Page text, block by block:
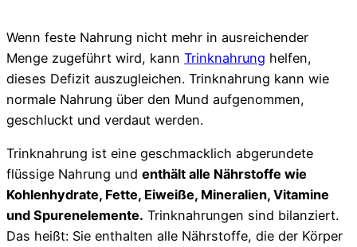
Wenn feste Nahrung nicht mehr in ausreichender
Menge zugeführt wird, kann Trinknahrung helfen,
dieses Defizit auszugleichen. Trinknahrung kann wie
normale Nahrung über den Mund aufgenommen,
geschluckt und verdaut werden.
Trinknahrung ist eine geschmacklich abgerundete
flüssige Nahrung und enthält alle Nährstoffe wie
Kohlenhydrate, Fette, Eiweiße, Mineralien, Vitamine
und Spurenelemente. Trinknahrungen sind bilanziert.
Das heißt: Sie enthalten alle Nährstoffe, die der Körper